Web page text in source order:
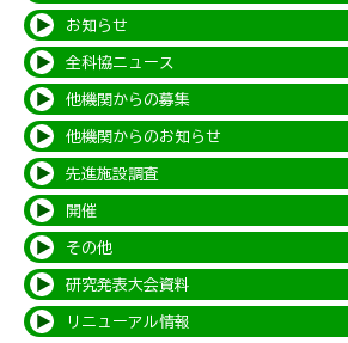
お知らせ
全科協ニュース
他機関からの募集
他機関からのお知らせ
先進施設調査
開催
その他
研究発表大会資料
リニューアル情報